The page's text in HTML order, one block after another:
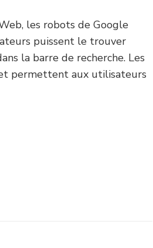
les robots de Google
puissent le trouver
la barre de recherche. Les
permettent aux utilisateurs